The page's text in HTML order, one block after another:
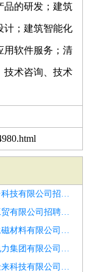
品的研发；建筑
计；建筑智能化
用软件服务；清
技术咨询、技术
山西千亚台科技有限公司招聘客户经理
山西福晋工贸有限公司招聘高级客户经理
山西田园永磁材料有限公司招聘大客户经理
陕西秦通电力集团有限公司招聘销售客户经理输注产品线
山西富源金来科技有限公司招聘bd经理